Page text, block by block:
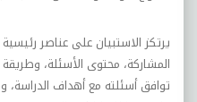
يرتكز الاستبيان على عناصر
المشاركة، محتوى الأسئلة،
توافق أسئلته مع أهداف